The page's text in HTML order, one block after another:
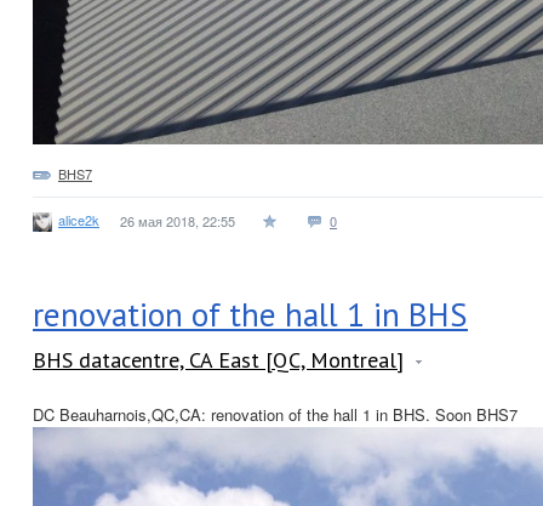
BHS7
alice2k 26 мая 2018, 22:55 0
renovation of the hall 1 in BHS
BHS datacentre, CA East [QC, Montreal]
DC Beauharnois,QC,CA: renovation of the hall 1 in BHS. Soon BHS7